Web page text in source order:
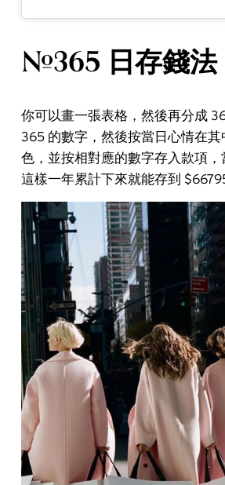
#365 日存錢法
你可以畫一張表格，然後再分成
365 的數字，然後按當日心情在
色，並按相對應的數字存入款項，
這樣一年累計下來就能存到